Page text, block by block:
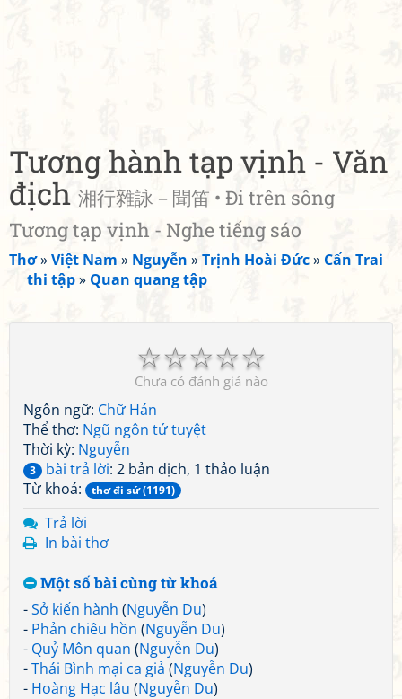
Tương hành tạp vịnh - Văn
địch 湘行雜詠－聞笛 • Đi trên sông
Tương tạp vịnh - Nghe tiếng sáo
Thơ»Việt Nam » Nguyễn »Trịnh Hoài Đức» Cấn Trai
thi tập» Quan quang tập
☆
☆
☆
☆
☆
Chưa có đánh giá nào
Ngôn ngữ: Chữ Hán
Thể thơ: Ngũ ngôn tứ tuyệt
Thời kỳ: Nguyễn
3 bài trả lời: 2 bản dịch, 1 thảo luận
Từ khoá:
thơ đi sứ (1191)
Trả lời
In bài thơ
Một số bài cùng từ khoá
-Sở kiến hành (Nguyễn Du)
- Phản chiêu hồn (Nguyễn Du)
- Quỷ Môn quan (Nguyễn Du)
-Thái Bình mại ca giả (Nguyễn Du)
- Hoàng Hạc lâu (Nguyễn Du)